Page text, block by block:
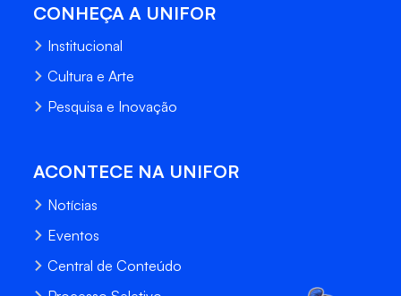
CONHEÇA A UNIFOR
Institucional
Cultura e Arte
Pesquisa e Inovação
ACONTECE NA UNIFOR
Notícias
Eventos
Central de Conteúdo